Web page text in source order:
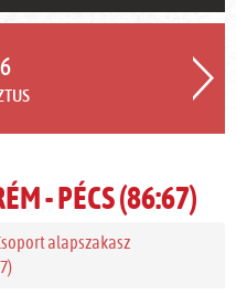
- PÉCS (86:67)
alapszakasz